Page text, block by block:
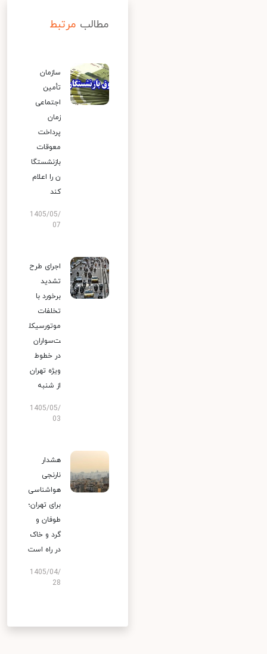
مطالب مرتبط
سازمان
تأمین
اجتماعی
زمان
پرداخت
معوقات
بازنشستگا
ن را اعلام
کند
1405/05/
07
اجرای طرح
تشدید
برخورد با
تخلفات
موتورسیکل
ت‌سواران
در خطوط
ویژه تهران
از شنبه
1405/05/
03
هشدار
نارنجی
هواشناسی
برای تهران؛
طوفان و
گرد و خاک
در راه است
1405/04/
28